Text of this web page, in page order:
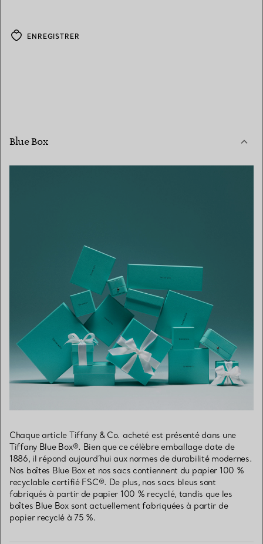
ENREGISTRER
Blue Box
Chaque article Tiffany & Co. acheté est présenté dans une
Tiffany Blue Box®. Bien que ce célèbre emballage date de
1886, il répond aujourd’hui aux normes de durabilité modernes.
Nos boîtes Blue Box et nos sacs contiennent du papier 100 %
recyclable certifié FSC®. De plus, nos sacs bleus sont
fabriqués à partir de papier 100 % recyclé, tandis que les
boîtes Blue Box sont actuellement fabriquées à partir de
papier recyclé à 75 %.